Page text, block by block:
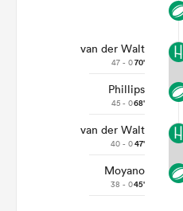
van der Walt
47 - 070'
Phillips
45 - 068'
van der Walt
40 - 047'
Moyano
38 - 045'